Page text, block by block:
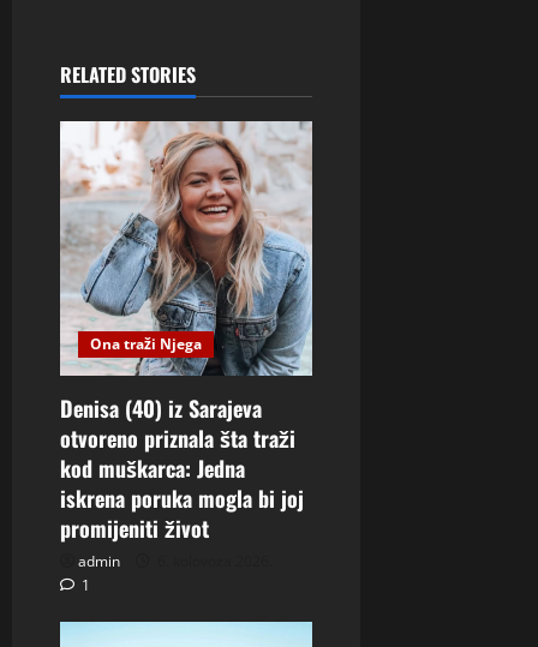
RELATED STORIES
Ona traži Njega
Denisa (40) iz Sarajeva
otvoreno priznala šta traži
kod muškarca: Jedna
iskrena poruka mogla bi joj
promijeniti život
admin
1